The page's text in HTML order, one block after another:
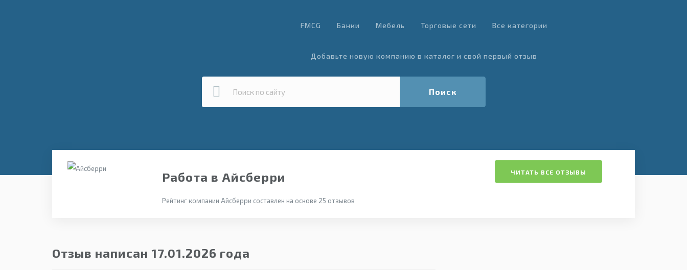
FMCG Банки Мебель Торговые сети Все категории
Добавьте новую компанию в каталог и свой первый отзыв
Поиск
Работа в Айсберри
Рейтинг компании Айсберри составлен на основе 25 отзывов
ЧИТАТЬ ВСЕ ОТЗЫВЫ
Отзыв написан 17.01.2026 года